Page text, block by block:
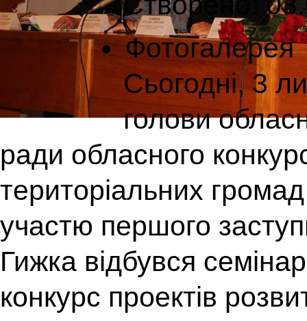
Фотогалерея
Сьогодні, 3
голови
ради обласного
територіальних
участю першого
Гижка відбувся
конкурс проектів